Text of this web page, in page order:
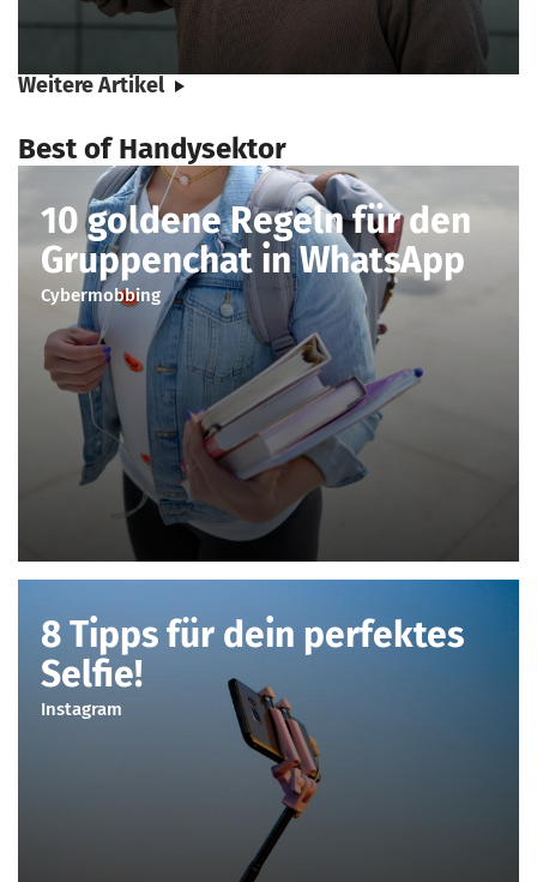
Weitere Artikel
Best of Handysektor
10 goldene Regeln für den
Gruppenchat in WhatsApp
Cybermobbing
8 Tipps für dein perfektes
Selfie!
Instagram